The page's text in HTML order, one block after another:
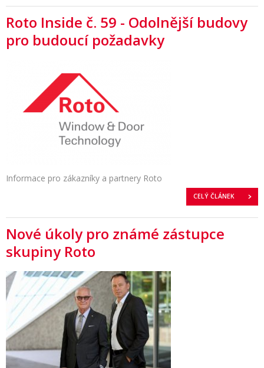
Roto Inside č. 59 - Odolnější budovy
pro budoucí požadavky
Informace pro zákazníky a partnery Roto
CELÝ ČLÁNEK
Nové úkoly pro známé zástupce
skupiny Roto